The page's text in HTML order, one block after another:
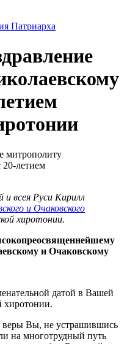
Патриарха
всея Руси Кирилл
и Очаковского
хиротонии.
и Очаковскому
датой в Вашей
хиротонии.
веры Вы, не устрашившись
на многотрудный путь